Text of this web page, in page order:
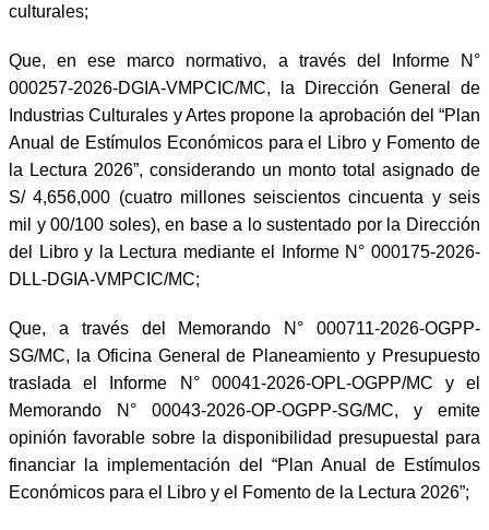
culturales;
Que, en ese marco normativo, a través del Informe N°
000257-2026-DGIA-VMPCIC/MC, la Dirección General de
Industrias Culturales y Artes propone la aprobación del “Plan
Anual de Estímulos Económicos para el Libro y Fomento de
la Lectura 2026”, considerando un monto total asignado de
S/ 4,656,000 (cuatro millones seiscientos cincuenta y seis
mil y 00/100 soles), en base a lo sustentado por la Dirección
del Libro y la Lectura mediante el Informe N° 000175-2026-
DLL-DGIA-VMPCIC/MC;
Que, a través del Memorando N° 000711-2026-OGPP-
SG/MC, la Oficina General de Planeamiento y Presupuesto
traslada el Informe N° 00041-2026-OPL-OGPP/MC y el
Memorando N° 00043-2026-OP-OGPP-SG/MC, y emite
opinión favorable sobre la disponibilidad presupuestal para
financiar la implementación del “Plan Anual de Estímulos
Económicos para el Libro y el Fomento de la Lectura 2026”;